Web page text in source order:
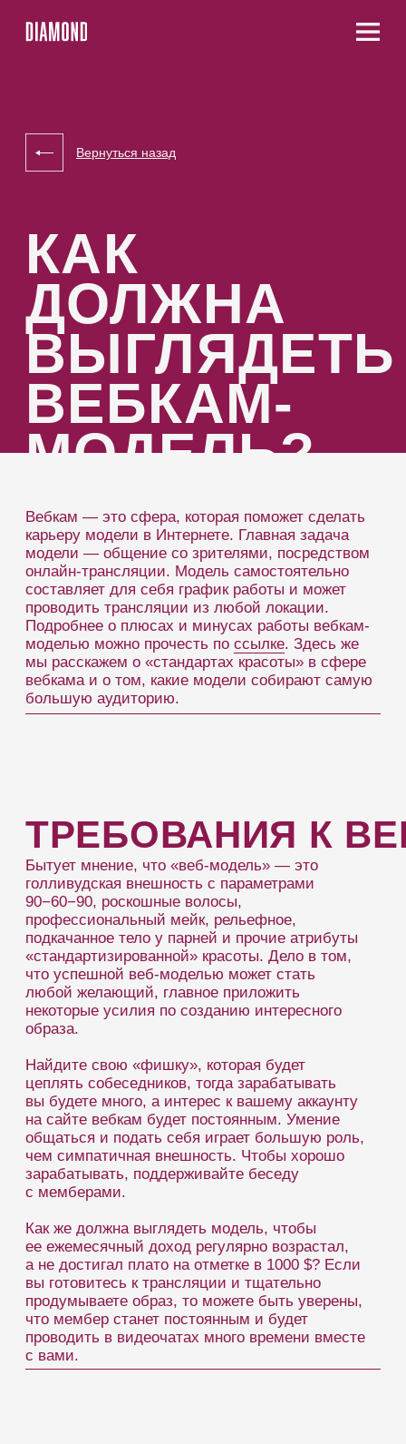
КАК
ВЫГЛЯДЕТЬ
ВЕБКАМ-
МОДЕЛЬ?
Вебкам — это сфера, которая поможет сделать
карьеру модели в Интернете. Главная задача
модели — общение со зрителями, посредством
онлайн-трансляции. Модель самостоятельно
составляет для себя график работы и может
проводить трансляции из любой локации.
Подробнее о плюсах и минусах работы вебкам-
ТРЕБОВАНИЯ К ВЕБКАМ
Бытует мнение, что «веб-модель» — это
голливудская внешность с параметрами
90−60−90, роскошные волосы,
профессиональный мейк, рельефное,
подкачанное тело у парней и прочие атрибуты
«стандартизированной» красоты. Дело в том,
что успешной веб-моделью может стать
любой желающий, главное приложить
чем симпатичная внешность. Чтобы хорошо
зарабатывать, поддерживайте беседу
с мемберами.
Как же должна выглядеть модель, чтобы
ее ежемесячный доход регулярно возрастал,
а не достигал плато на отметке в 1000 $? Если
вы готовитесь к трансляции и тщательно
продумываете образ, то можете быть уверены,
что мембер станет постоянным и будет
проводить в видеочатах много времени вместе
РОЛЬ
ВНЕШНОСТИ
В ВЕБКАМ
ИНДУСТРИИ
Кажется, что каждая вторая модель, вне
зависимости от пола, считает себя симпатичной,
прекраснее: сбросить пару лишних килограммов,
отрастить волосы, добиться идеального цвета
лица. Если вам кажется, что ваша внешность
не подходит для работы вебкам-моделью,
то спешим вас обрадовать — вы заблуждаетесь.
Комплексы и зажатость могут уйти, если
попробовать работу моделью, тем более что
администраторы и руководство студии часто
помогают девочкам подобрать стиль. Учат
основам макияжа и подачи себя на камеру.
В зависимости от того, как выглядит модель,